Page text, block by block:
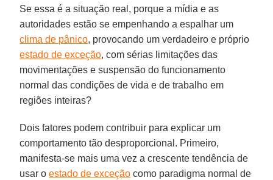
Se essa é a situação real, porque a mídia e as
autoridades estão se empenhando a espalhar um
clima de pânico, provocando um verdadeiro e próprio
estado de exceção, com sérias limitações das
movimentações e suspensão do funcionamento
normal das condições de vida e de trabalho em
regiões inteiras?
Dois fatores podem contribuir para explicar um
comportamento tão desproporcional. Primeiro,
manifesta-se mais uma vez a crescente tendência de
usar oestado de exceção como paradigma normal de